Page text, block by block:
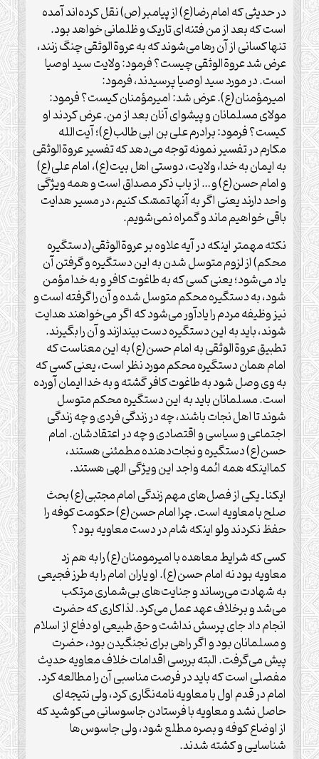
در حدیثی که امام رضا(ع) از پیامبر(ص) نقل کرده‌اند آمده
است که بعد از من فتنه‌ای تاریک و ظلمانی خواهد بود.
تنها کسانی از آن رها می‌شوند که به عروةالوثقی چنگ زنند،
عرض شد عروةالوثقی چیست؟ فرمود: ولایت سید اوصیا
است. در مورد سید اوصیا پرسیدند، فرمود:
امیرمؤمنان(ع). عرض شد: امیرمؤمنان کیست؟ فرمود:
مولای مسلمانان و پیشوای آنان بعد از من. عرض کردند او
کیست؟ فرمود: برادرم علی بن ابی طالب(ع)؛ آیت‌الله
مکارم در تفسیر نمونه توجه می‌دهد که تفسیر عروة‌الوثقی
به ایمان به خدا، ولایت، دوستی اهل بیت(ع)، امام علی(ع)
و امام حسن(ع) و… از باب ذکر مصداق است و همه ویژگی
واحد دارند یعنی اگر به آنها تمسّک کنیم، در مسیر هدایت
باقی خواهیم ماند و گمراه نمی‌شویم.
نکته مهمتر اینکه در آیه علاوه بر عروة‌الوثقی(دستگیره
محکم) از لزوم متوسل‌ شدن به این دستگیره و گرفتن آن
یاد می‌شود؛ یعنی کسی که به طاغوت کافر و به خدا مؤمن
شود، به دستگیره محکم متوسل شده و آن را گرفته است و
نیز وظیفه مردم را یادآور می‌شود که اگر می‌خواهند هدایت
شوند، باید به این دستگیره دست بیندازند و آن را بگیرند.
تطبیق عروة‌الوثقی به امام حسن(ع) به این معناست که
امام همان دستگیره محکم مورد نظر است، یعنی کسی که
به وی وصل شود به طاغوت کافر گشته و به خدا ایمان آورده
است. مسلمانان باید به این دستگیره محکم متوسل
شوند تا اهل نجات باشند، چه در زندگی فردی و چه زندگی
اجتماعی و سیاسی و اقتصادی و چه در اعتقادشان. امام
حسن(ع) دستگیره و نجات‌دهنده مطمئنی هستند،
کمااینکه همه ائمه واجد این ویژگی الهی هستند.
ایکنا ـ یکی از فصل‌های مهم زندگی امام مجتبی(ع) بحث
صلح با معاویه است. چرا امام حسن(ع) حکومت کوفه را
حفظ نکردند ولو اینکه شام در دست معاویه بود؟
کسی که شرایط معاهده با امیرمومنان(ع) را به هم زد
معاویه بود نه امام حسن(ع). او یاران امام را به طرز فجیعی
به شهادت می‌رساند و جنایت‌های بی‌شماری مرتکب
می‌شد و برخلاف عهد عمل می‌کرد. لذا کاری که حضرت
انجام داد جای پرسش نداشت و حق طبیعی او دفاع از اسلام
و مسلمانان بود و اگر راهی برای نجنگیدن بود، حضرت
پیش می‌گرفت. البته بررسی اقدامات خلاف معاویه حدیث
مفصلی است که باید در فرصت مناسبی آن را مطالعه کرد.
امام در قدم اول با معاویه نامه‌نگاری کرد، ولی نتیجه‌ای
حاصل نشد و معاویه با فرستادن جاسوسانی می‌کوشید که
از اوضاع کوفه و بصره مطلع شود، ولی جاسوس‌ها
شناسایی و کشته شدند.